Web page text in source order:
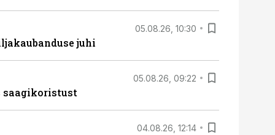
05.08.26, 10:30
juhi
05.08.26, 09:22
saagikoristust
04.08.26, 12:14